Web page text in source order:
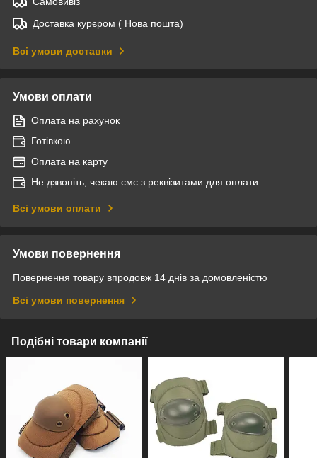
Доставка курєром ( Нова пошта)
Всі умови доставки
Умови оплати
Оплата на рахунок
Готівкою
Оплата на карту
Не дзвоніть, чекаю смс з реквізитами для оплати
Всі умови оплати
Умови повернення
Повернення товару впродовж 14 днів за домовленістю
Всі умови повернення
Подібні товари компанії